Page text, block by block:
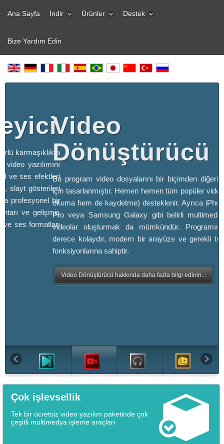
Ana Sayfa İndir Ürünler Destek
Bize Yardım Edin
karmaşıklıkta
yazılımını
ve ses efektleri
slayt gösterileri
profesyonel bir
ve gelişmiş
ve ses formatları
Video
Dönüştürücü
Bu program video dosyalarını bir biçimden
için tasarlanmıştır. Hemen hemen tüm popüler
okuma hem de kaydetme) desteklenir. Ayrıca
Pro veya Samsung Galaxy gibi belirli
videolar oluşturmak da mümkündür. Programın
derece kolaydır, modern bir arayüze ve gerekli
fonksiyonlarına sahiptir.
Video Dönüştürücü hakkında daha fazla bilgi edinin...
Çok işlevsellik
Tek bir ücretsiz video yazılım paketinde çok
çeşitli multimedya işleme araçları